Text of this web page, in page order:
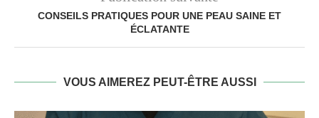
CONSEILS PRATIQUES POUR UNE PEAU SAINE ET
ÉCLATANTE
VOUS AIMEREZ PEUT-ÊTRE AUSSI